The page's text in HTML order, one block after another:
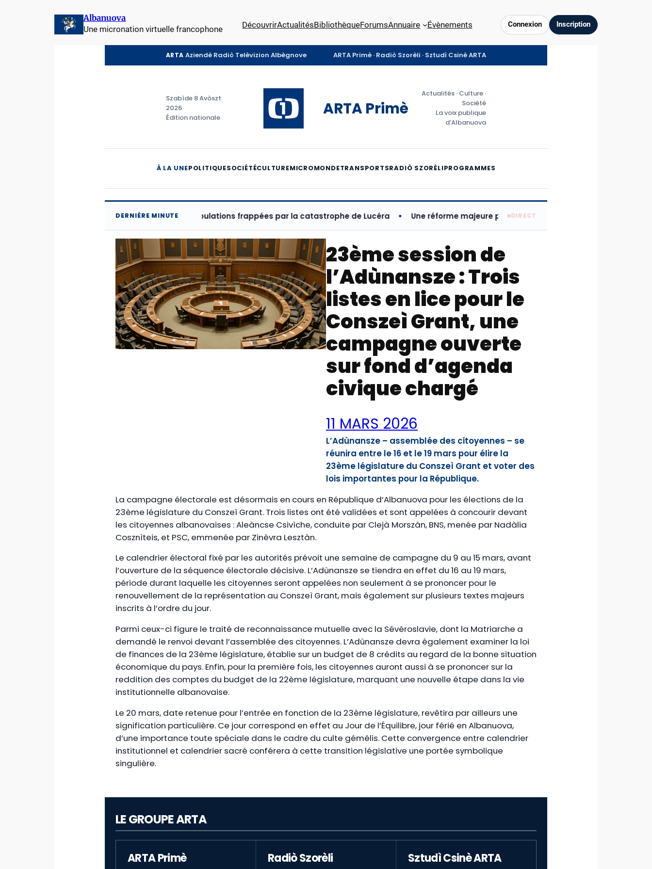
Albanuova
Une micronation virtuelle francophone DécouvrirActualitésBibliothèqueForumsAnnuaire Évènements Connexion Inscription
ARTA Aziendè Radiò Telèvizion Albègnove ARTA Primè · Radiò Szorèli · Sztudì Csinè ARTA
Szabìde 8 Avòszt
2026
Édition nationale
ARTA Primè
Actualités · Culture ·
Société
La voix publique
d’Albanuova
À LA UNEPOLITIQUESOCIÉTÉCULTUREMICROMONDETRANSPORTSRADIÒ SZORÈLIPROGRAMMES
DERNIÈRE MINUTE
Solidarité avec les populations frappées par la catastrophe de Lucéra Une réforme majeure pour moderniser l’économie albanovaise :
DIRECT
23ème session de
l’Adùnansze : Trois
listes en lice pour le
Conszeì Grant, une
campagne ouverte
sur fond d’agenda
civique chargé
11 MARS 2026
L’Adùnansze – assemblée des citoyennes – se
réunira entre le 16 et le 19 mars pour élire la
23ème législature du Conszeì Grant et voter des
lois importantes pour la République.
La campagne électorale est désormais en cours en République d’Albanuova pour les élections de la
23ème législature du Conszeì Grant. Trois listes ont été validées et sont appelées à concourir devant
les citoyennes albanovaises : Aleàncse Csivìche, conduite par Clejà Morszàn, BNS, menée par Nadàlia
Cosznìteis, et PSC, emmenée par Zinèvra Lesztàn.
Le calendrier électoral fixé par les autorités prévoit une semaine de campagne du 9 au 15 mars, avant
l’ouverture de la séquence électorale décisive. L’Adùnansze se tiendra en effet du 16 au 19 mars,
période durant laquelle les citoyennes seront appelées non seulement à se prononcer pour le
renouvellement de la représentation au Conszeì Grant, mais également sur plusieurs textes majeurs
inscrits à l’ordre du jour.
Parmi ceux-ci figure le traité de reconnaissance mutuelle avec la Sévéroslavie, dont la Matriarche a
demandé le renvoi devant l’assemblée des citoyennes. L’Adùnansze devra également examiner la loi
de finances de la 23ème législature, établie sur un budget de 8 crédits au regard de la bonne situation
économique du pays. Enfin, pour la première fois, les citoyennes auront aussi à se prononcer sur la
reddition des comptes du budget de la 22ème législature, marquant une nouvelle étape dans la vie
institutionnelle albanovaise.
Le 20 mars, date retenue pour l’entrée en fonction de la 23ème législature, revêtira par ailleurs une
signification particulière. Ce jour correspond en effet au Jour de l’Équilibre, jour férié en Albanuova,
d’une importance toute spéciale dans le cadre du culte gémélis. Cette convergence entre calendrier
institutionnel et calendrier sacré conférera à cette transition législative une portée symbolique
singulière.
LE GROUPE ARTA
ARTA Primè Radiò Szorèli Sztudì Csinè ARTA